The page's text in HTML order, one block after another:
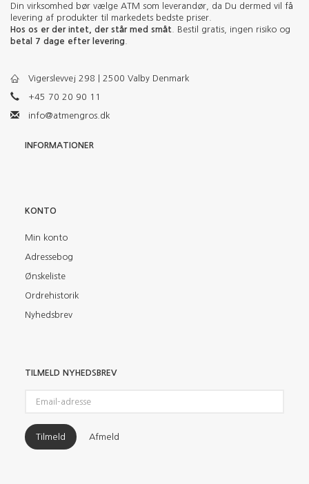
Din virksomhed bør vælge ATM som leverandør, da Du dermed vil få
levering af produkter til markedets bedste priser.
Hos os er der intet, der står med småt . Bestil gratis, ingen risiko og
betal 7 dage efter levering
Vigerslevvej 298 | 2500 Valby Denmark
+45 70 20 90 11
info@atmengros.dk
INFORMATIONER
KONTO
Min konto
Adressebog
Ønskeliste
Ordrehistorik
Nyhedsbrev
TILMELD NYHEDSBREV
adresse
Tilmeld Afmeld